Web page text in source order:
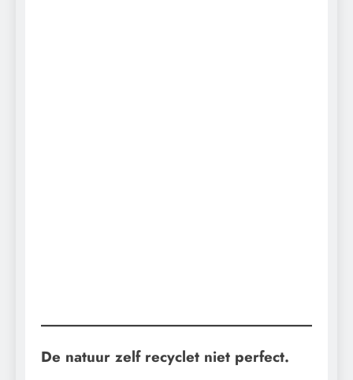
De natuur zelf recyclet niet perfect.